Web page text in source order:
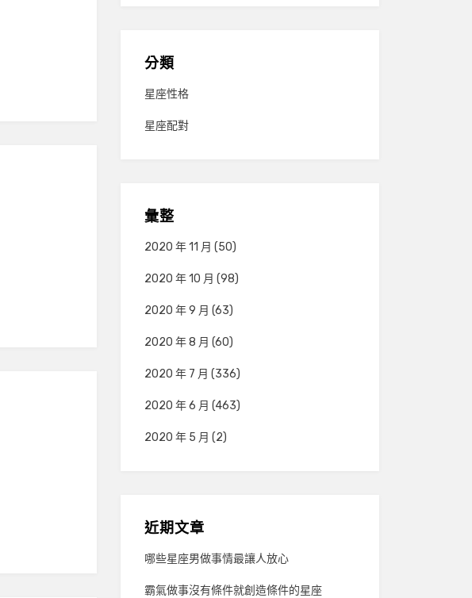
分類
星座性格
星座配對
彙整
2020 年 11 月 (50)
2020 年 10 月 (98)
2020 年 9 月 (63)
2020 年 8 月 (60)
2020 年 7 月 (336)
2020 年 6 月 (463)
2020 年 5 月 (2)
近期文章
哪些星座男做事情最讓人放心
霸氣做事沒有條件就創造條件的星座